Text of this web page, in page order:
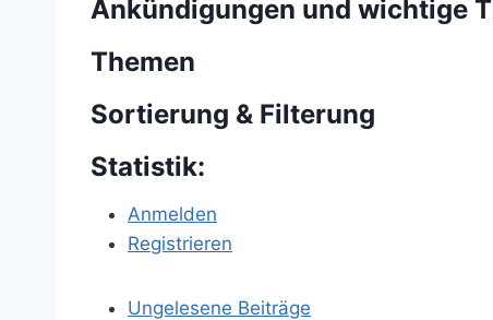
Ankündigungen und wichtige
Themen
Sortierung & Filterung
Statistik:
Anmelden
Registrieren
Ungelesene Beiträge